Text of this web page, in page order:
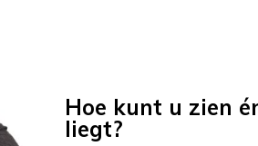
Hoe kunt u zien
liegt?